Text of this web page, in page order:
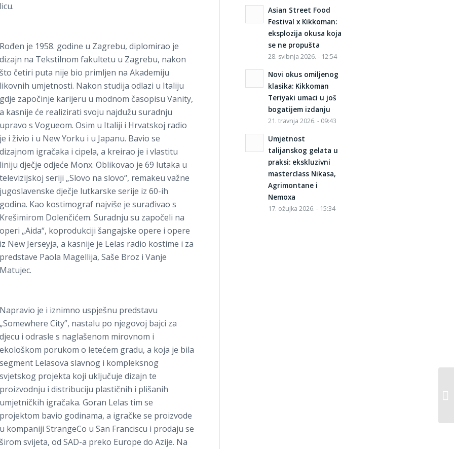
licu.
Rođen je 1958. godine u Zagrebu, diplomirao je
dizajn na Tekstilnom fakultetu u Zagrebu, nakon
što četiri puta nije bio primljen na Akademiju
likovnih umjetnosti. Nakon studija odlazi u Italiju
gdje započinje karijeru u modnom časopisu Vanity,
a kasnije će realizirati svoju najdužu suradnju
upravo s Vogueom. Osim u Italiji i Hrvatskoj radio
je i živio i u New Yorku i u Japanu. Bavio se
dizajnom igračaka i cipela, a kreirao je i vlastitu
liniju dječje odjeće Monx. Oblikovao je 69 lutaka u
televizijskoj seriji „Slovo na slovo“, remakeu važne
jugoslavenske dječje lutkarske serije iz 60-ih
godina. Kao kostimograf najviše je surađivao s
Krešimirom Dolenčićem. Suradnju su započeli na
operi „Aida“, koprodukciji šangajske opere i opere
iz New Jerseyja, a kasnije je Lelas radio kostime i za
predstave Paola Magellija, Saše Broz i Vanje
Matujec.
Napravio je i iznimno uspješnu predstavu
„Somewhere City”, nastalu po njegovoj bajci za
djecu i odrasle s naglašenom mirovnom i
ekološkom porukom o letećem gradu, a koja je bila
segment Lelasova slavnog i kompleksnog
svjetskog projekta koji uključuje dizajn te
proizvodnju i distribuciju plastičnih i plišanih
umjetničkih igračaka. Goran Lelas tim se
projektom bavio godinama, a igračke se proizvode
u kompaniji StrangeCo u San Franciscu i prodaju se
širom svijeta, od SAD-a preko Europe do Azije. Na
Asian Street Food
Festival x Kikkoman:
eksplozija okusa koja
se ne propušta
28. svibnja 2026. - 12:54
Novi okus omiljenog
klasika: Kikkoman
Teriyaki umaci u još
bogatijem izdanju
21. travnja 2026. - 09:43
Umjetnost
talijanskog gelata u
praksi: ekskluzivni
masterclass Nikasa,
Agrimontane i
Nemoxa
17. ožujka 2026. - 15:34